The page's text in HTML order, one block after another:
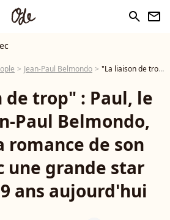
search newsletter
Jean-Paul Belmondo "La liaison de trop" : Paul, le fils de Jean-Paul Belmondo, évoque la romance de son père avec une grande star âgée de 89 ans aujourd'hui
de trop" : Paul, le
Paul Belmondo,
romance de son
une grande star
ans aujourd'hui